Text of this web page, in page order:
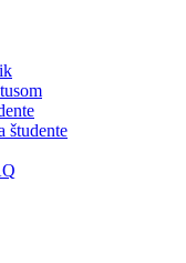
študente